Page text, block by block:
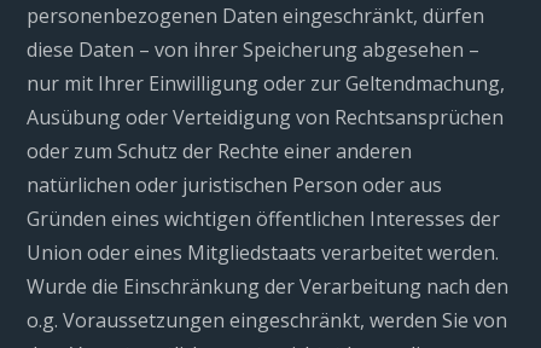
personenbezogenen Daten eingeschränkt, dürfen
diese Daten – von ihrer Speicherung abgesehen –
nur mit Ihrer Einwilligung oder zur Geltendmachung,
Ausübung oder Verteidigung von Rechtsansprüchen
oder zum Schutz der Rechte einer anderen
natürlichen oder juristischen Person oder aus
Gründen eines wichtigen öffentlichen Interesses der
Union oder eines Mitgliedstaats verarbeitet werden.
Wurde die Einschränkung der Verarbeitung nach den
o.g. Voraussetzungen eingeschränkt, werden Sie von